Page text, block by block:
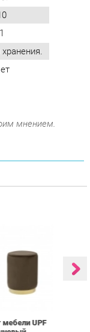
мнением.